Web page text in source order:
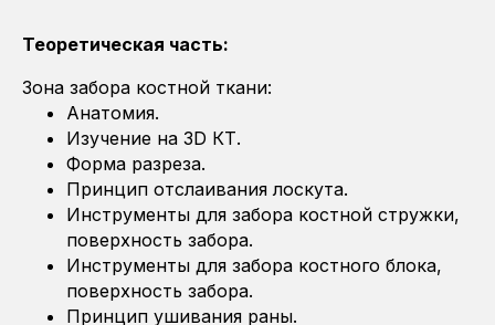
Теоретическая часть:
Зона забора костной ткани:
Анатомия.
Изучение на 3D КТ.
Форма разреза.
Принцип отслаивания лоскута.
Инструменты для забора костной стружки,
поверхность забора.
Инструменты для забора костного блока,
поверхность забора.
Принцип ушивания раны.